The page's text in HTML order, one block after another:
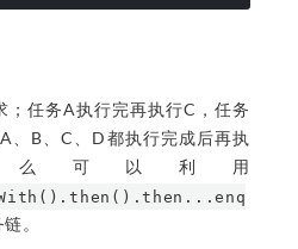
；任务A执行完再执行C，任务
、B、C、D都执行完成后再执
可以利用
。